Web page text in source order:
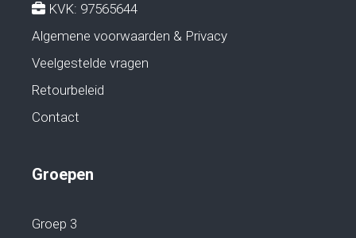
KVK: 97565644
Algemene voorwaarden & Privacy
Veelgestelde vragen
Retourbeleid
Contact
Groepen
Groep 3